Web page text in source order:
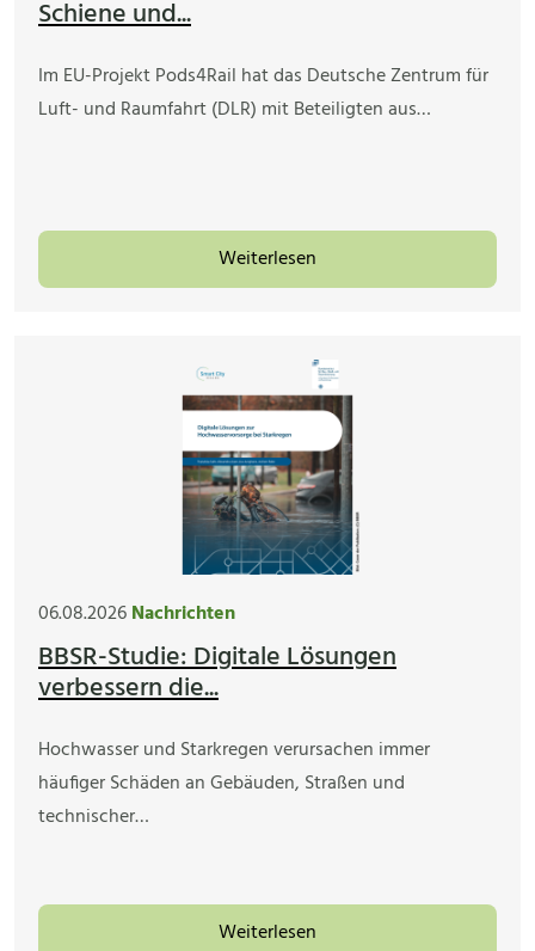
Schiene und...
Im EU-Projekt Pods4Rail hat das Deutsche Zentrum für
Luft- und Raumfahrt (DLR) mit Beteiligten aus…
Weiterlesen
06.08.2026Nachrichten
BBSR-Studie: Digitale Lösungen
verbessern die...
Hochwasser und Starkregen verursachen immer
häufiger Schäden an Gebäuden, Straßen und
technischer…
Weiterlesen